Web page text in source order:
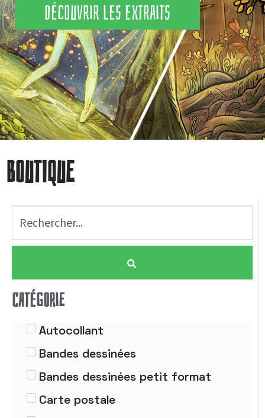
Découvrir les extraits
BOUTIQUE
CATÉGORIE
Autocollant
Bandes dessinées
Bandes dessinées petit format
Carte postale